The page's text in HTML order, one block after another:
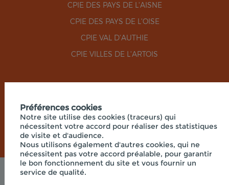
CPIE DES PAYS DE L'AISNE
CPIE DES PAYS DE L'OISE
CPIE VAL D'AUTHIE
CPIE VILLES DE L'ARTOIS
Mentions légales
Préférences cookies
Notre site utilise des cookies (traceurs) qui
nécessitent votre accord pour réaliser des statistiques
de visite et d'audience.
Nous utilisons également d'autres cookies, qui ne
nécessitent pas votre accord préalable, pour garantir
le bon fonctionnement du site et vous fournir un
service de qualité.